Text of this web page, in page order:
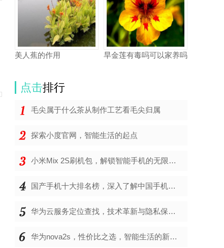
美人蕉的作用 旱金莲有毒吗可以家养吗
点击排行
毛尖属于什么茶从制作工艺看毛尖归属
探索小度官网，智能生活的起点
小米Mix 2S刷机包，解锁智能手机的无限可能
国产手机十大排名榜，深入了解中国手机市场的佼佼者
华为云服务定位查找，技术革新与隐私保护的双重奏
华为nova2s，性价比之选，智能生活的新伙伴